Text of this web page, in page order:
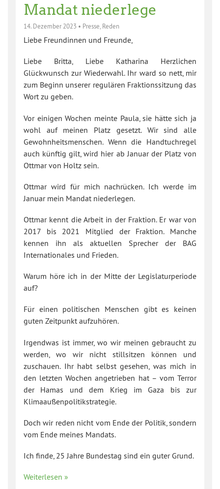
Mandat niederlege
14. Dezember 2023 • Presse Reden
Liebe Freundinnen und Freunde,
Liebe Britta, Liebe Katharina Herzlichen
Glückwunsch zur Wiederwahl. Ihr ward so nett, mir
zum Beginn unserer regulären Fraktionssitzung das
Wort zu geben.
Vor einigen Wochen meinte Paula, sie hätte sich ja
wohl auf meinen Platz gesetzt. Wir sind alle
Gewohnheitsmenschen. Wenn die Handtuchregel
auch künftig gilt, wird hier ab Januar der Platz von
Ottmar von Holtz sein.
Ottmar wird für mich nachrücken. Ich werde im
Januar mein Mandat niederlegen.
Ottmar kennt die Arbeit in der Fraktion. Er war von
2017 bis 2021 Mitglied der Fraktion. Manche
kennen ihn als aktuellen Sprecher der BAG
Internationales und Frieden.
Warum höre ich in der Mitte der Legislaturperiode
auf?
Für einen politischen Menschen gibt es keinen
guten Zeitpunkt aufzuhören.
Irgendwas ist immer, wo wir meinen gebraucht zu
werden, wo wir nicht stillsitzen können und
zuschauen. Ihr habt selbst gesehen, was mich in
den letzten Wochen angetrieben hat – vom Terror
der Hamas und dem Krieg im Gaza bis zur
Klimaaußenpolitikstrategie.
Doch wir reden nicht vom Ende der Politik, sondern
vom Ende meines Mandats.
Ich finde, 25 Jahre Bundestag sind ein guter Grund.
Weiterlesen »